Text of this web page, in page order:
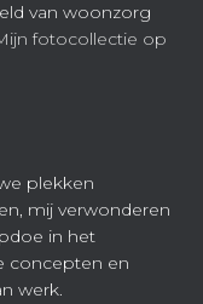
van woonzorg
fotocollectie op
plekken
mij verwonderen
in het
concepten en
werk.